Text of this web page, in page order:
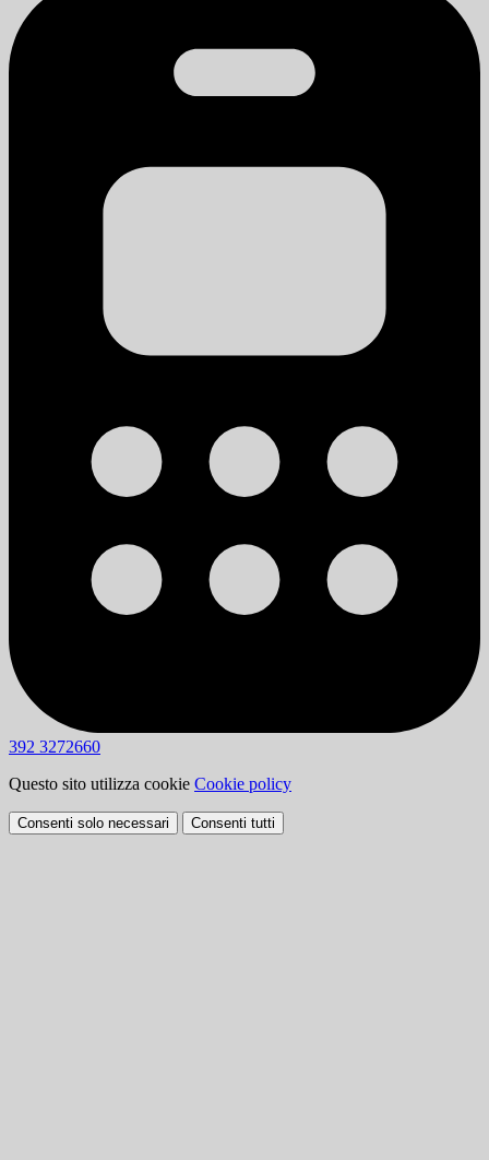
392 3272660
Questo sito utilizza cookie Cookie policy
Consenti solo necessari Consenti tutti